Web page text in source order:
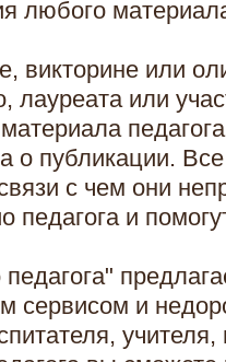
любого
викторине или
лауреата или
о публикации.
с чем они
педагога и
сервисом и